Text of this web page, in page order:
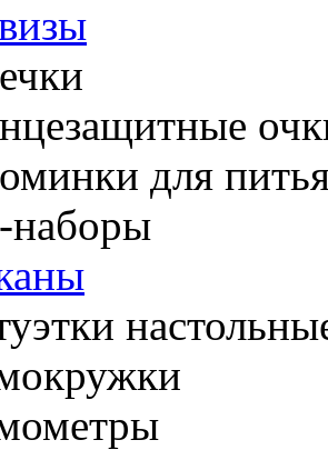
для
наборы